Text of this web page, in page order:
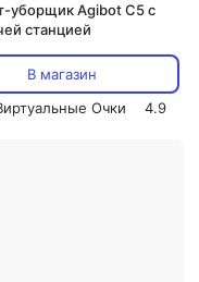
уборщик Agibot C5 с
станцией
В магазин
Очки
4.9